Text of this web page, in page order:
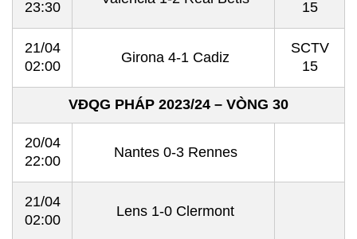
23:30
15
21/04
02:00
Girona 4-1 Cadiz
SCTV
15
VĐQG PHÁP 2023/24 – VÒNG 30
20/04
22:00
Nantes 0-3 Rennes
21/04
02:00
Lens 1-0 Clermont